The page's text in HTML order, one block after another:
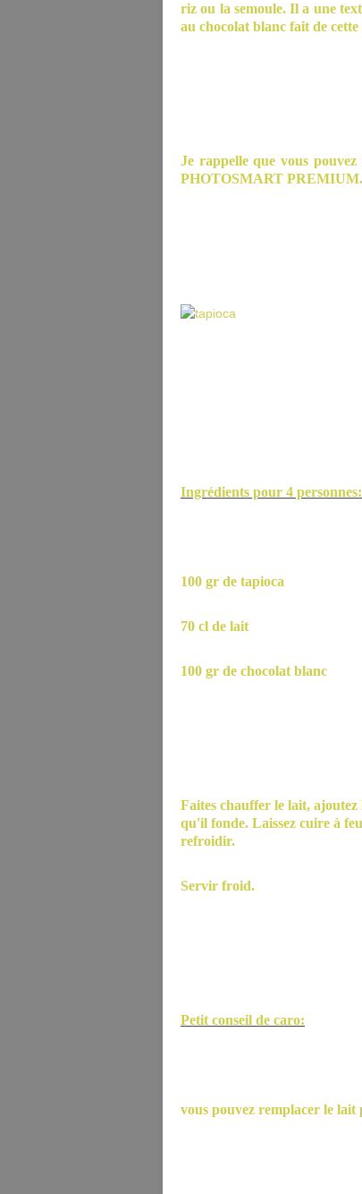
riz ou la semoule. Il a une
au chocolat blanc fait de
Je rappelle que vous
PHOTOSMART PREMIUM.
Ingrédients pour 4 personnes:
100 gr de tapioca
70 cl de lait
100 gr de chocolat blanc
Faites chauffer le lait,
qu'il fonde. Laissez cuire à
refroidir.
Servir froid.
Petit conseil de caro:
vous pouvez remplacer le lait